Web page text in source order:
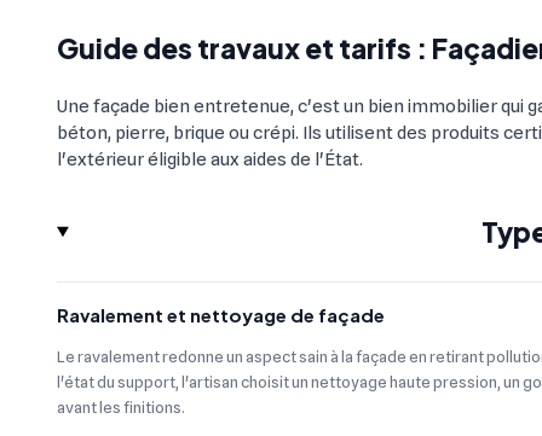
Guide des travaux et tarifs :
Une façade bien entretenue, c'est un bien immobilier qui
béton, pierre, brique ou crépi. Ils utilisent des produits
l'extérieur éligible aux aides de l'État.
Ravalement et nettoyage de façade
Le ravalement redonne un aspect sain à la façade en retirant
l'état du support, l'artisan choisit un nettoyage haute pression, un
avant les finitions.